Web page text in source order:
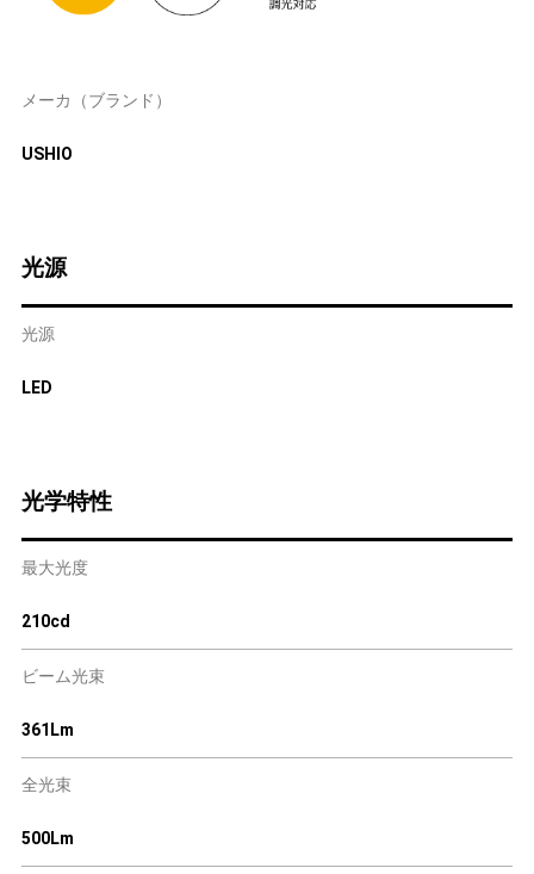
メーカ（ブランド）
USHIO
光源
光源
LED
光学特性
最大光度
210cd
ビーム光束
361Lm
全光束
500Lm